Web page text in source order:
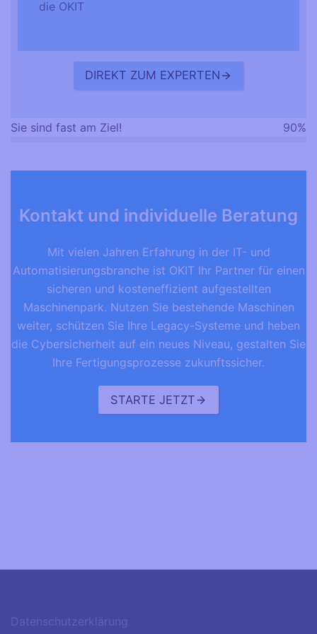
die OKIT
DIREKT ZUM EXPERTEN
Sie sind fast am Ziel! 90%
Kontakt und individuelle Beratung
Mit vielen Jahren Erfahrung in der IT- und
Automatisierungsbranche ist OKIT Ihr Partner für einen
sicheren und kosteneffizient aufgestellten
Maschinenpark. Nutzen Sie bestehende Maschinen
weiter, schützen Sie Ihre Legacy-Systeme und heben
die Cybersicherheit auf ein neues Niveau, gestalten Sie
Ihre Fertigungsprozesse zukunftssicher.
STARTE JETZT
Datenschutzerklärung